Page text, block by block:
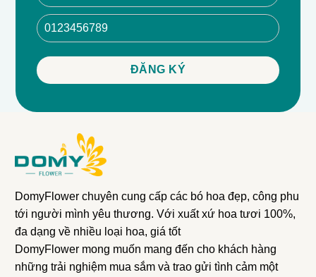
DomyFlower chuyên cung cấp các bó hoa đẹp, công phu
tới người mình yêu thương. Với xuất xứ hoa tươi 100%,
đa dạng về nhiều loại hoa, giá tốt
DomyFlower mong muốn mang đến cho khách hàng
những trải nghiệm mua sắm và trao gửi tình cảm một